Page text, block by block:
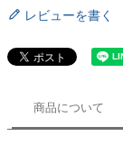
レビューを書く
商品について